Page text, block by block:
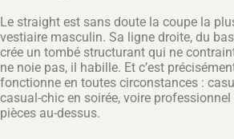
Le straight est sans doute la coupe la
vestiaire masculin. Sa ligne droite, du
crée un tombé structurant qui ne
ne noie pas, il habille. Et c’est
fonctionne en toutes circonstances :
casual-chic en soirée, voire
pièces au-dessus.